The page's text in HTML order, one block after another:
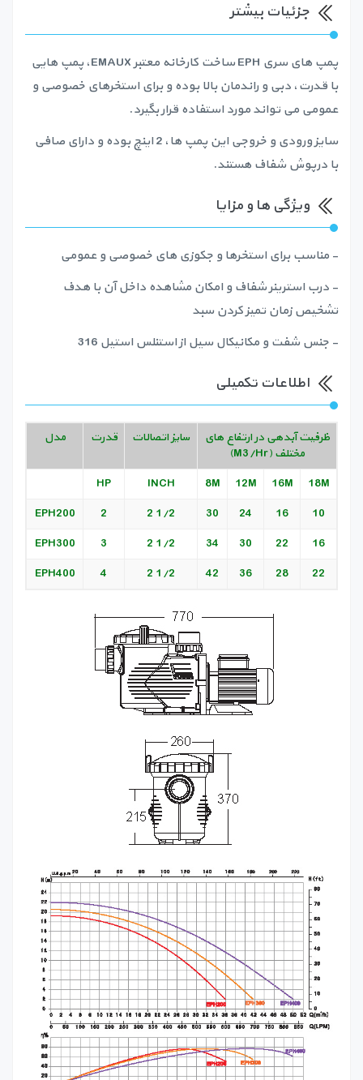
جزئیات بیشتر
پمپ های سری EPH ساخت کارخانه معتبر EMAUX، پمپ هایی
با قدرت، دبی و راندمان بالا بوده و برای استخرهای خصوصی و
عمومی می تواند مورد استفاده قرار بگیرد.
سایز ورودی و خروجی این پمپ ها، 2 اینچ بوده و دارای صافی
با درپوش شفاف هستند.
ویژگی ها و مزایا
- مناسب برای استخرها و جکوزی های خصوصی و عمومی
- درب استرینر شفاف و امکان مشاهده داخل آن با هدف
تشخیص زمان تمیز کردن سبد
- جنس شفت و مکانیکال سیل از استنلس استیل 316
اطلاعات تکمیلی
ظرفیت آبدهی در ارتفاع های
مختلف (M3/Hr)
سایز اتصالات قدرت مدل
18M
16M
12M
8M
INCH
HP
10
16
24
30
1/2 2
2
EPH200
16
22
30
34
1/2 2
3
EPH300
22
28
36
42
1/2 2
4
EPH400